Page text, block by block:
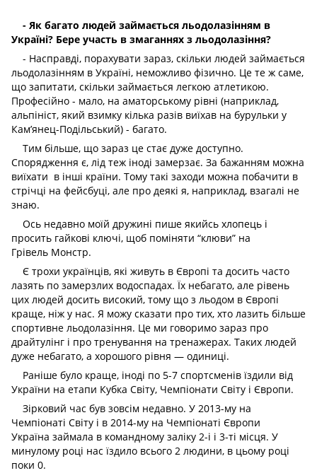
- Як багато людей займається льодолазінням в
Україні? Бере участь в змаганнях з льодолазіння?
- Насправді, порахувати зараз, скільки людей займається
льодолазінням в Україні, неможливо фізично. Це те ж саме,
що запитати, скільки займається легкою атлетикою.
Професійно - мало, на аматорському рівні (наприклад,
альпініст, який взимку кілька разів виїхав на бурульки у
Кам’янец-Подільський) - багато.
Тим більше, що зараз це стає дуже доступно.
Спорядження є, лід теж іноді замерзає. За бажанням можна
виїхати в інші країни. Тому такі заходи можна побачити в
стрічці на фейсбуці, але про деякі я, наприклад, взагалі не
знаю.
Ось недавно моїй дружині пише якийсь хлопець і
просить гайкові ключі, щоб поміняти “клюви” на
Грівель Монстр.
Є трохи українців, які живуть в Європі та досить часто
лазять по замерзлих водоспадах. Їх небагато, але рівень
цих людей досить високий, тому що з льодом в Європі
краще, ніж у нас. Я можу сказати про тих, хто лазить більше
спортивне льодолазіння. Це ми говоримо зараз про
драйтулінг і про тренування на тренажерах. Таких людей
дуже небагато, а хорошого рівня — одиниці.
Раніше було краще, іноді по 5-7 спортсменів їздили від
України на етапи Кубка Світу, Чемпіонати Світу і Європи.
Зірковий час був зовсім недавно. У 2013-му на
Чемпіонаті Світу і в 2014-му на Чемпіонаті Європи
Україна займала в командному заліку 2-і і 3-ті місця. У
минулому році нас їздило всього 2 людини, в цьому році
поки 0.